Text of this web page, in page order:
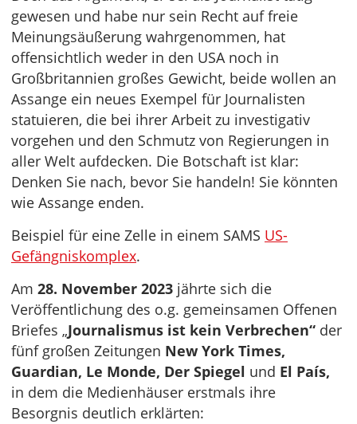
gewesen und habe nur sein Recht auf freie
Meinungsäußerung wahrgenommen, hat
offensichtlich weder in den USA noch in
Großbritannien großes Gewicht, beide wollen an
Assange ein neues Exempel für Journalisten
statuieren, die bei ihrer Arbeit zu investigativ
vorgehen und den Schmutz von Regierungen in
aller Welt aufdecken. Die Botschaft ist klar:
Denken Sie nach, bevor Sie handeln! Sie könnten
wie Assange enden.
Beispiel für eine Zelle in einem SAMS US-
Gefängniskomplex.
Am 28. November 2023 jährte sich die
Veröffentlichung des o.g. gemeinsamen Offenen
Briefes „Journalismus ist kein Verbrechen“ der
fünf großen Zeitungen New York Times,
Guardian, Le Monde, Der Spiegel und El País,
in dem die Medienhäuser erstmals ihre
Besorgnis deutlich erklärten: